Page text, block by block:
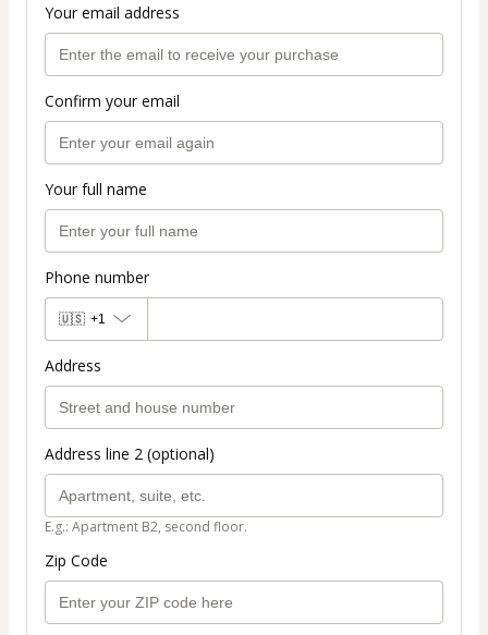
Your email address
Confirm your email
Your full name
Phone number
🇺🇸 +1
Address
Address line 2 (optional)
E.g.: Apartment B2, second floor.
Zip Code